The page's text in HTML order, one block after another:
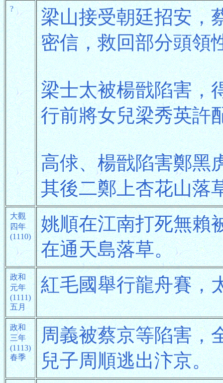
?
梁山接受朝廷招安，
密信，救回部分頭領
梁士太被楊戩陷害，
行前將女兒梁秀英許
高俅、楊戩陷害鄭黑
其後二鄭上杏花山落
大觀
四年
(1110)
姚順在江南打死無賴
在通天島落草。
政和
元年
(1111)
五月
紅毛國舉行龍舟賽，
政和
三年
(1113)
春季
周義被蔡京等陷害，
兒子周順逃出汴京。